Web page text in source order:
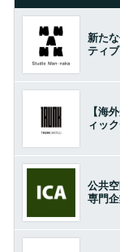
新た
ティ
【海
ィッ
公共
専門